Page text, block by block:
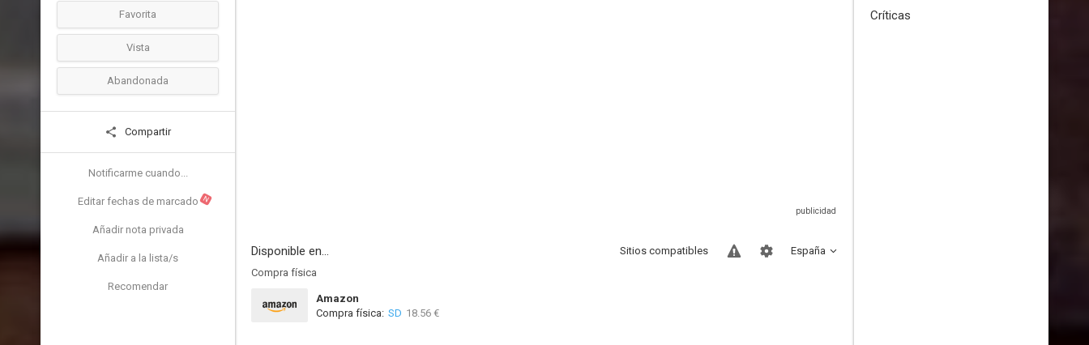
Favorita
Vista
Abandonada
Compartir
Notificarme cuando...
Editar fechas de marcado N
Añadir nota privada
Añadir a la lista/s
Recomendar
Disponible en... España
Sitios compatibles
Compra física
Amazon
Compra física: SD 18.56 €
Críticas